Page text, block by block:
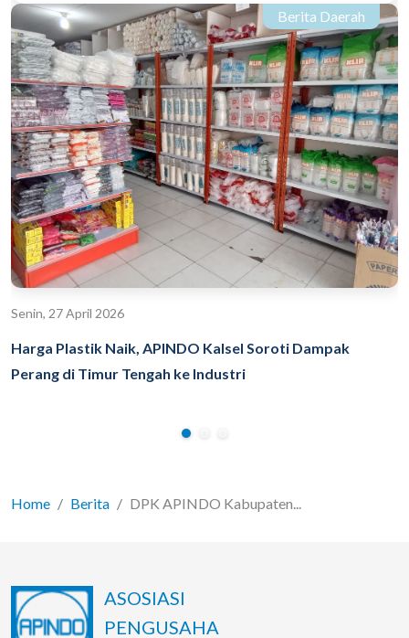
Berita Daerah
Senin, 27 April 2026
Harga Plastik Naik, APINDO Kalsel Soroti Dampak
Perang di Timur Tengah ke Industri
Home Berita DPK APINDO Kabupaten...
ASOSIASI
PENGUSAHA